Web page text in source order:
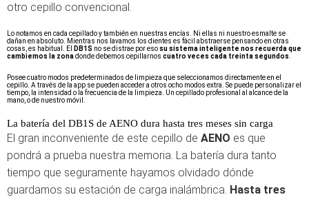
otro cepillo convencional.
Lo notamos en cada cepillado y también en nuestras encías. Ni ellas ni nuestro esmalte se
dañan en absoluto. Mientras nos lavamos los dientes es fácil abstraerse pensando en otras
cosas, es habitual. El
DB1S no se distrae por esosu sistema inteligente nos recuerda que
cambiemos la zonadonde debemos cepillarnos cuatro veces cada treinta segundos
Posee cuatro modos predeterminados de limpieza que seleccionamos directamente en el
cepillo. A través de la app se pueden acceder a otros ocho modos extra. Se puede personalizar el
tiempo, la intensidad o la frecuencia de la limpieza. Un cepillado profesional al alcance de la
mano, o de nuestro móvil.
La batería del DB1S de AENO dura hasta tres meses sin carga
El gran inconveniente de este cepillo de AENO es que
pondrá a prueba nuestra memoria. La batería dura tanto
tiempo que seguramente hayamos olvidado dónde
guardamos su estación de carga inalámbrica. Hasta tres